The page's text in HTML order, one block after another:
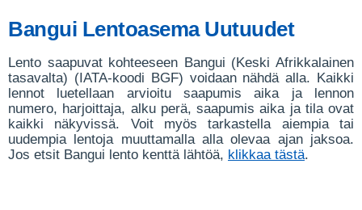
Bangui Lentoasema Uutuudet
Lento saapuvat kohteeseen Bangui (Keski Afrikkalainen
tasavalta) (IATA-koodi BGF) voidaan nähdä alla. Kaikki
lennot luetellaan arvioitu saapumis aika ja lennon
numero, harjoittaja, alku perä, saapumis aika ja tila ovat
kaikki näkyvissä. Voit myös tarkastella aiempia tai
uudempia lentoja muuttamalla alla olevaa ajan jaksoa.
Jos etsit Bangui lento kenttä lähtöä, klikkaa tästä.